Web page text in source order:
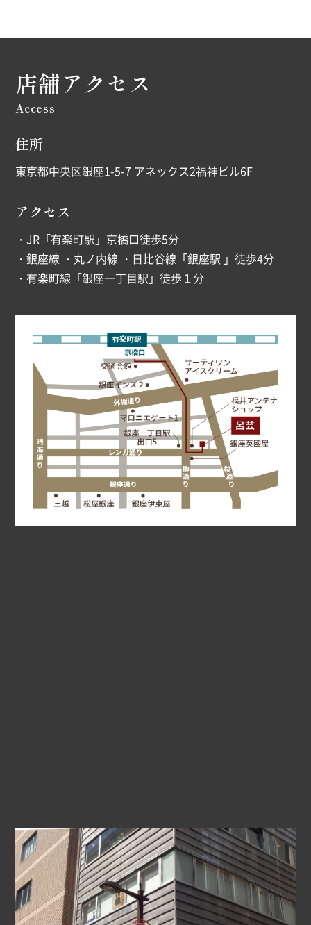
店舗アクセス
Access
住所
東京都中央区銀座1-5-7 アネックス2福神ビル6F
アクセス
・JR「有楽町駅」京橋口徒歩5分
・銀座線 ・丸ノ内線 ・日比谷線「銀座駅 」徒歩4分
・有楽町線「銀座一丁目駅」徒歩１分